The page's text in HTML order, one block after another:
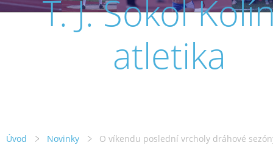
T. J. Sokol
atletika
Úvod Novinky O víkendu poslední vrcholy dráhové